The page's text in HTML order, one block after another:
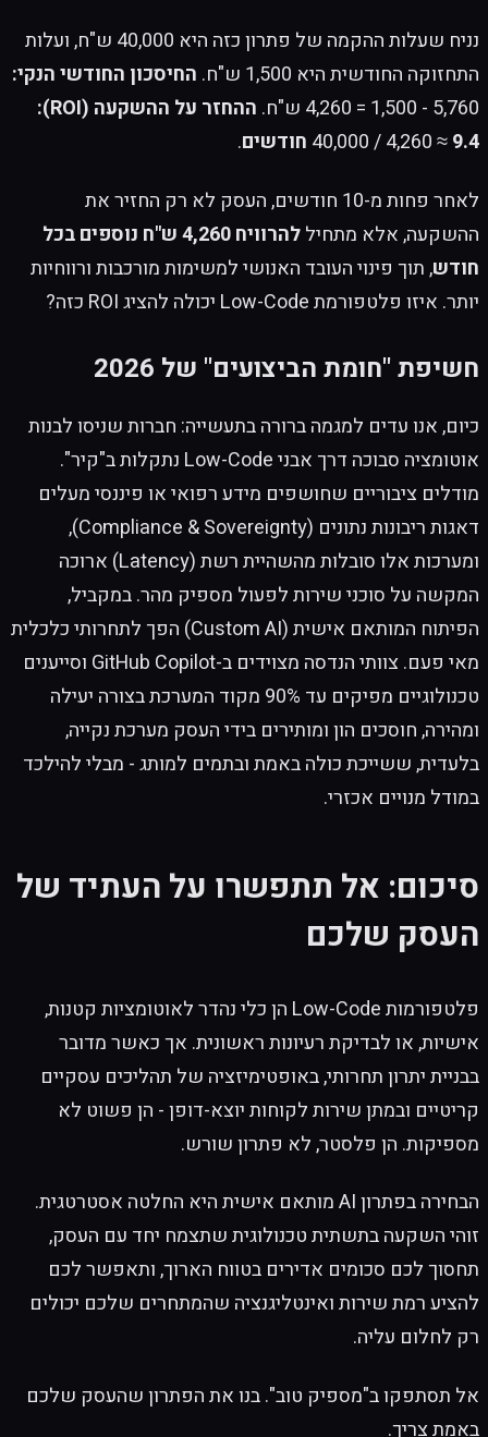
נניח שעלות ההקמה של פתרון כזה היא 40,000 ש"ח, ועלות
התחזוקה החודשית היא 1,500 ש"ח.
החיסכון החודשי הנקי:
5,760 - 1,500 = 4,260 ש"ח.
ההחזר על ההשקעה (ROI):
40,000 / 4,260 ≈9.4 חודשים
.
לאחר פחות מ-10 חודשים, העסק לא רק החזיר את
ההשקעה, אלא מתחיל
להרוויח 4,260 ש"ח נוספים בכל
חודש, תוך פינוי העובד האנושי למשימות מורכבות ורווחיות
יותר. איזו פלטפורמת Low-Code יכולה להציג ROI כזה?
חשיפת "חומת הביצועים" של 2026
כיום, אנו עדים למגמה ברורה בתעשייה: חברות שניסו לבנות
אוטומציה סבוכה דרך אבני Low-Code נתקלות ב"קיר".
מודלים ציבוריים שחושפים מידע רפואי או פיננסי מעלים
דאגות ריבונות נתונים (Compliance & Sovereignty),
ומערכות אלו סובלות מהשהיית רשת (Latency) ארוכה
המקשה על סוכני שירות לפעול מספיק מהר. במקביל,
הפיתוח המותאם אישית (Custom AI) הפך לתחרותי כלכלית
מאי פעם. צוותי הנדסה מצוידים ב-GitHub Copilot וסייענים
טכנולוגיים מפיקים עד 90% מקוד המערכת בצורה יעילה
ומהירה, חוסכים הון ומותירים בידי העסק מערכת נקייה,
בלעדית, ששייכת כולה באמת ובתמים למותג - מבלי להילכד
במודל מנויים אכזרי.
סיכום: אל תתפשרו על העתיד של
העסק שלכם
פלטפורמות Low-Code הן כלי נהדר לאוטומציות קטנות,
אישיות, או לבדיקת רעיונות ראשונית. אך כאשר מדובר
בבניית יתרון תחרותי, באופטימיזציה של תהליכים עסקיים
קריטיים ובמתן שירות לקוחות יוצא-דופן - הן פשוט לא
מספיקות. הן פלסטר, לא פתרון שורש.
הבחירה בפתרון AI מותאם אישית היא החלטה אסטרטגית.
זוהי השקעה בתשתית טכנולוגית שתצמח יחד עם העסק,
תחסוך לכם סכומים אדירים בטווח הארוך, ותאפשר לכם
להציע רמת שירות ואינטליגנציה שהמתחרים שלכם יכולים
רק לחלום עליה.
אל תסתפקו ב"מספיק טוב". בנו את הפתרון שהעסק שלכם
באמת צריך.